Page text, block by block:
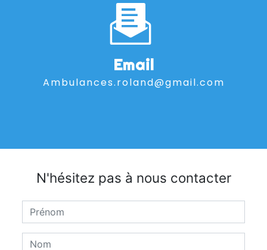
Email
ambulances.roland@gmail.com
N'hésitez pas à nous contacter